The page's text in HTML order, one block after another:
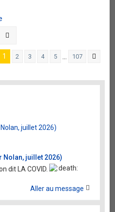
sur 107
1 2 3 4 5 107
juillet 2026)
Nolan, juillet 2026)
dit LA COVID.
Aller au message